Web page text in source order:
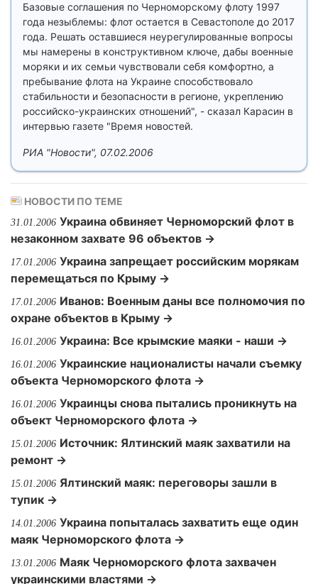
Базовые соглашения по Черноморскому флоту 1997
года незыблемы: флот остается в Севастополе до 2017
года. Решать оставшиеся неурегулированные вопросы
мы намерены в конструктивном ключе, дабы военные
моряки и их семьи чувствовали себя комфортно, а
пребывание флота на Украине способствовало
стабильности и безопасности в регионе, укреплению
российско-украинских отношений", - сказал Карасин в
интервью газете "Время новостей.
РИА "Новости", 07.02.2006
НОВОСТИ ПО ТЕМЕ
31.01.2006 Украина обвиняет Черноморский флот в
незаконном захвате 96 объектов →
17.01.2006 Украина запрещает российским морякам
перемещаться по Крыму →
17.01.2006 Иванов: Военным даны все полномочия по
охране объектов в Крыму →
16.01.2006 Украина: Все крымские маяки - наши →
16.01.2006 Украинские националисты начали съемку
объекта Черноморского флота →
16.01.2006 Украинцы снова пытались проникнуть на
объект Черноморского флота →
15.01.2006 Источник: Ялтинский маяк захватили на
ремонт →
15.01.2006 Ялтинский маяк: переговоры зашли в
тупик →
14.01.2006 Украина попыталась захватить еще один
маяк Черноморского флота →
13.01.2006 Маяк Черноморского флота захвачен
украинскими властями →